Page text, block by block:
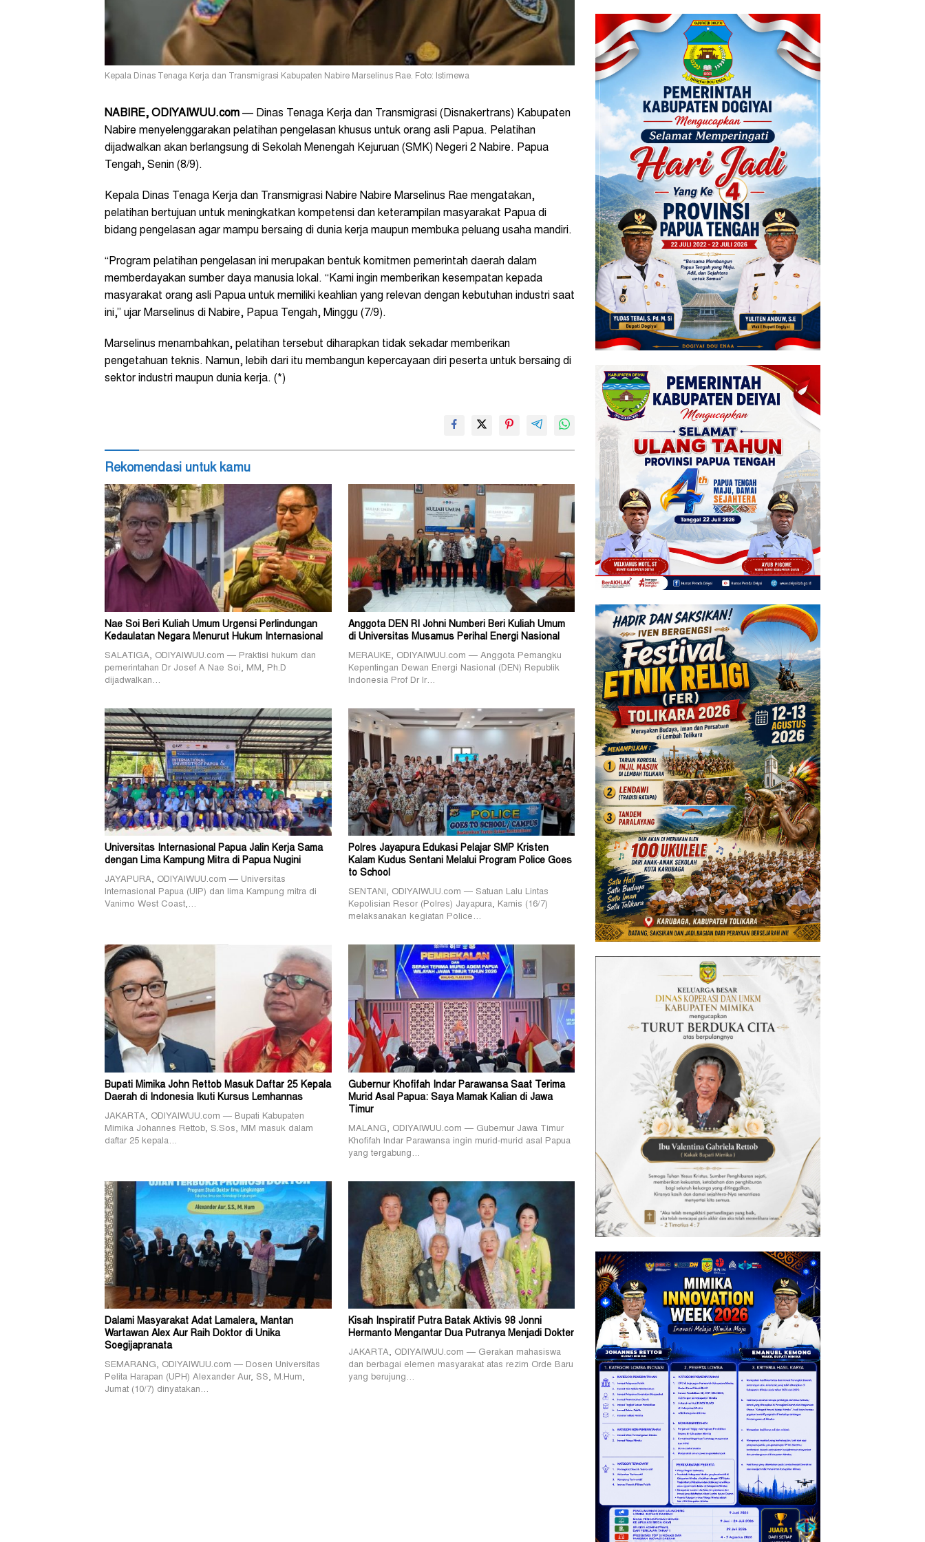
Kepala Dinas Tenaga Kerja dan Transmigrasi Kabupaten Nabire Marselinus Rae. Foto: Istimewa
NABIRE, ODIYAIWUU.com — Dinas Tenaga Kerja dan Transmigrasi (Disnakertrans) Kabupaten
Nabire menyelenggarakan pelatihan pengelasan khusus untuk orang asli Papua. Pelatihan
dijadwalkan akan berlangsung di Sekolah Menengah Kejuruan (SMK) Negeri 2 Nabire. Papua
Tengah, Senin (8/9).
Kepala Dinas Tenaga Kerja dan Transmigrasi Nabire Nabire Marselinus Rae mengatakan,
pelatihan bertujuan untuk meningkatkan kompetensi dan keterampilan masyarakat Papua di
bidang pengelasan agar mampu bersaing di dunia kerja maupun membuka peluang usaha mandiri.
“Program pelatihan pengelasan ini merupakan bentuk komitmen pemerintah daerah dalam
memberdayakan sumber daya manusia lokal. “Kami ingin memberikan kesempatan kepada
masyarakat orang asli Papua untuk memiliki keahlian yang relevan dengan kebutuhan industri saat
ini,” ujar Marselinus di Nabire, Papua Tengah, Minggu (7/9).
Marselinus menambahkan, pelatihan tersebut diharapkan tidak sekadar memberikan
pengetahuan teknis. Namun, lebih dari itu membangun kepercayaan diri peserta untuk bersaing di
sektor industri maupun dunia kerja. (*)
Rekomendasi untuk kamu
Nae Soi Beri Kuliah Umum Urgensi Perlindungan
Kedaulatan Negara Menurut Hukum Internasional
SALATIGA, ODIYAIWUU.com — Praktisi hukum dan
pemerintahan Dr Josef A Nae Soi, MM, Ph.D
dijadwalkan…
Anggota DEN RI Johni Numberi Beri Kuliah Umum
di Universitas Musamus Perihal Energi Nasional
MERAUKE, ODIYAIWUU.com — Anggota Pemangku
Kepentingan Dewan Energi Nasional (DEN) Republik
Indonesia Prof Dr Ir…
Universitas Internasional Papua Jalin Kerja Sama
dengan Lima Kampung Mitra di Papua Nugini
JAYAPURA, ODIYAIWUU.com — Universitas
Internasional Papua (UIP) dan lima Kampung mitra di
Vanimo West Coast,…
Polres Jayapura Edukasi Pelajar SMP Kristen
Kalam Kudus Sentani Melalui Program Police Goes
to School
SENTANI, ODIYAIWUU.com — Satuan Lalu Lintas
Kepolisian Resor (Polres) Jayapura, Kamis (16/7)
melaksanakan kegiatan Police…
Bupati Mimika John Rettob Masuk Daftar 25 Kepala
Daerah di Indonesia Ikuti Kursus Lemhannas
JAKARTA, ODIYAIWUU.com — Bupati Kabupaten
Mimika Johannes Rettob, S.Sos, MM masuk dalam
daftar 25 kepala…
Gubernur Khofifah Indar Parawansa Saat Terima
Murid Asal Papua: Saya Mamak Kalian di Jawa
Timur
MALANG, ODIYAIWUU.com — Gubernur Jawa Timur
Khofifah Indar Parawansa ingin murid-murid asal Papua
yang tergabung…
Dalami Masyarakat Adat Lamalera, Mantan
Wartawan Alex Aur Raih Doktor di Unika
Soegijapranata
SEMARANG, ODIYAIWUU.com — Dosen Universitas
Pelita Harapan (UPH) Alexander Aur, SS, M.Hum,
Jumat (10/7) dinyatakan…
Kisah Inspiratif Putra Batak Aktivis 98 Jonni
Hermanto Mengantar Dua Putranya Menjadi Dokter
JAKARTA, ODIYAIWUU.com — Gerakan mahasiswa
dan berbagai elemen masyarakat atas rezim Orde Baru
yang berujung…